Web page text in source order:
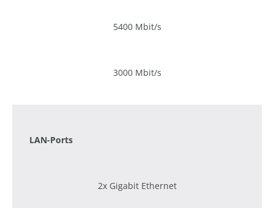
5400 Mbit/s
3000 Mbit/s
LAN-Ports
2x Gigabit Ethernet